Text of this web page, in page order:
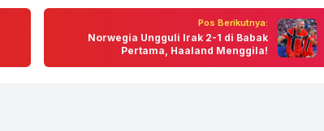
Pos Berikutnya:
Norwegia Ungguli Irak 2-1 di Babak
Pertama, Haaland Menggila!